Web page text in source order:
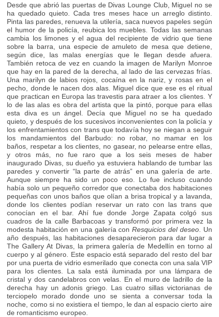
Desde que abrió las puertas de Divas Lounge Club, Miguel no se
ha quedado quieto. Cada tres meses hace un arreglo distinto.
Pinta las paredes, renueva la utilería, saca nuevos papeles según
el humor de la policía, reubica los muebles. Todas las semanas
cambia los limones y el agua del recipiente de vidrio que tiene
sobre la barra, una especie de amuleto de mesa que detiene,
según dice, las malas energías que le llegan desde afuera.
También retoca de vez en cuando la imagen de Marilyn Monroe
que hay en la pared de la derecha, al lado de las cervezas frías.
Una marilyn de labios rojos, cocaína en la nariz, y rosas en el
pecho, donde le nacen dos alas. Miguel dice que ese es el ritual
que practican en Europa las travestis para atraer a los clientes. Y
lo de las alas es obra del artista que la pintó, porque para ellas
esta diva es un ángel. Decía que Miguel no se ha quedado
quieto, y después de los sucesivos inconvenientes con la policía y
los enfrentamientos con trans que todavía hoy se niegan a seguir
los mandamientos del Barbudo: no robar, no mamar en los
baños, respetar a los clientes, no gasear, no pelearse entre ellas,
y otros más, no fue raro que a los seis meses de haber
inaugurado Divas, su dueño ya estuviera hablando de tumbar las
paredes y convertir “la parte de atrás” en una galería de arte.
Aunque siempre ha sido un poco eso. Lo fue incluso cuando
había solo un pequeño corredor que conectaba dos habitaciones
pequeñas con unos baños que olían a brisa tropical y a lavanda,
donde los clientes podían reservar un rato con las trans que
conocían en el bar. Ahí fue donde Jorge Zapata colgó sus
cuadros de la calle Barbacoas y transformó por primera vez la
modesta habitación en una galería conResquicios del deseo. Un
año después, las habitaciones desaparecieron para dar lugar a
The Gallery At Divas, la primera galería de Medellín en torno al
cuerpo y al género. Este espacio está separado del resto del bar
por una puerta de vidrio esmerilado que conecta con una sala VIP
para los clientes. La sala está iluminada por una lámpara de
cristal y dos candelabros con velas. En el muro de ladrillo de la
derecha hay un adonis griego. Las cuatro sillas victorianas de
terciopelo morado donde uno se sienta a conversar toda la
noche, como si no existiera el tiempo, le dan al espacio cierto aire
de romanticismo europeo.